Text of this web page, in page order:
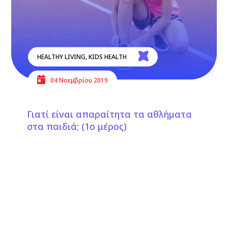
HEALTHY LIVING,KIDS HEALTH
04 Νοεμβρίου 2019
Γιατί είναι απαραίτητα τα αθλήματα
στα παιδιά; (1ο μέρος)